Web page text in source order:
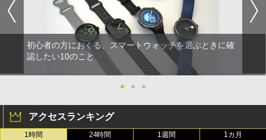
初心者の方におくる、スマートウォッチを選ぶときに確
認したい10のこと
● ● ●
アクセスランキング
1時間 24時間 1週間 1カ月